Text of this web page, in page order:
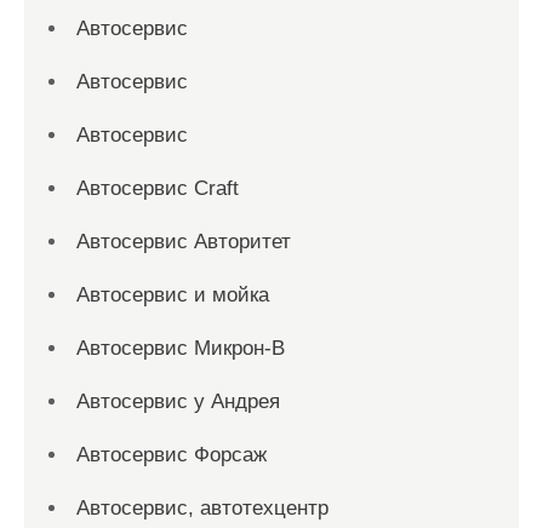
Автосервис
Автосервис
Автосервис
Автосервис Craft
Автосервис Авторитет
Автосервис и мойка
Автосервис Микрон-В
Автосервис у Андрея
Автосервис Форсаж
Автосервис, автотехцентр